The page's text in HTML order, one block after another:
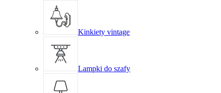
Kinkiety vintage
Lampki do szafy